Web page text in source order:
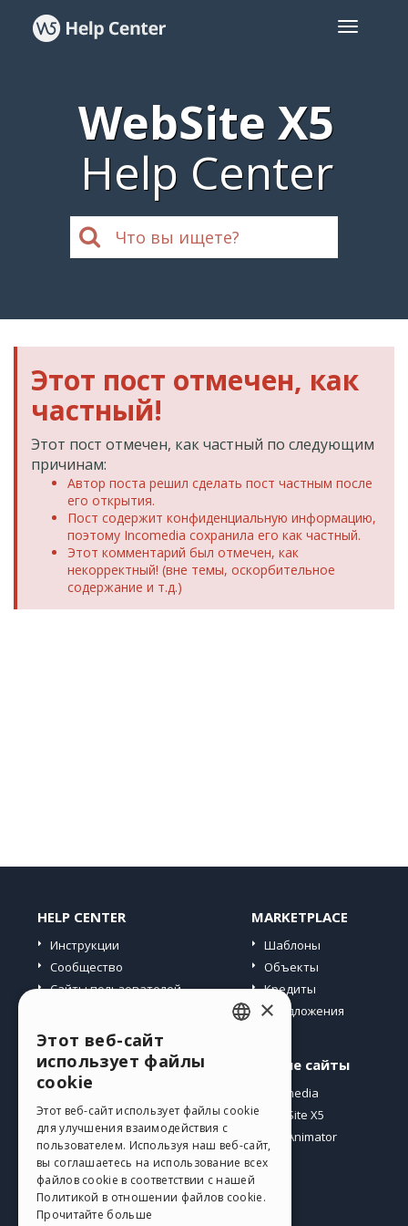
WebSite X5
Help Center
Этот пост отмечен, как
частный!
Этот пост отмечен, как частный по следующим
причинам:
Автор поста решил сделать пост частным после
его открытия.
Пост содержит конфиденциальную информацию,
поэтому Incomedia сохранила его как частный.
Этот комментарий был отмечен, как
некорректный! (вне темы, оскорбительное
содержание и т.д.)
HELP CENTER
Инструкции
Сообщество
Сайты пользователей
MARKETPLACE
Шаблоны
Объекты
Кредиты
Предложения
Профиль
Мои посты
Мои лицензии
Загрузить
Веб-хостинг
Мои кредиты
Другие сайты
Incomedia
WebSite X5
WebAnimator
GERMAN
SPANISH
PORTUGUESE
POLISH
×
Этот веб-сайт
использует файлы
cookie
Этот веб-сайт использует файлы cookie
для улучшения взаимодействия с
пользователем. Используя наш веб-сайт,
вы соглашаетесь на использование всех
файлов cookie в соответствии с нашей
Политикой в ​​отношении файлов cookie.
Прочитайте больше